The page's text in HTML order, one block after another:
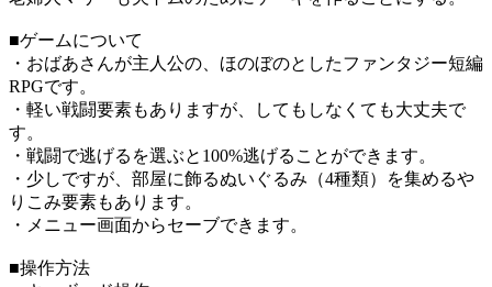
■ゲームについて
・おばあさんが主人公の、ほのぼのとしたファンタジー短編
RPGです。
・軽い戦闘要素もありますが、してもしなくても大丈夫で
す。
・戦闘で逃げるを選ぶと100%逃げることができます。
・少しですが、部屋に飾るぬいぐるみ（4種類）を集めるや
りこみ要素もあります。
・メニュー画面からセーブできます。
■操作方法